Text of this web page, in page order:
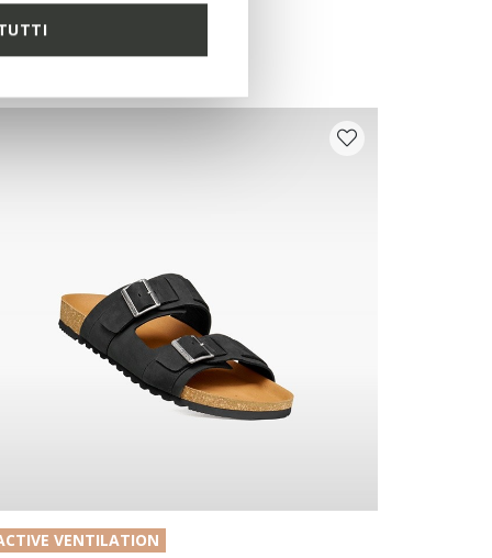
VENTILATION